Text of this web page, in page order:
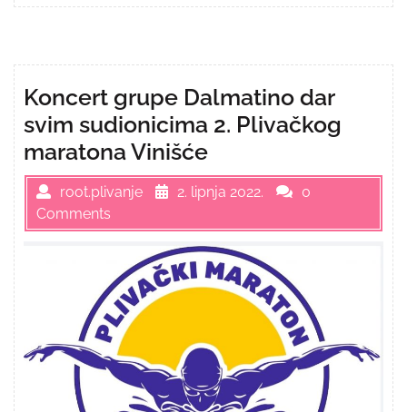
Koncert grupe Dalmatino dar
svim sudionicima 2. Plivačkog
maratona Vinišće
root.plivanje 2. lipnja 2022.
0
Comments